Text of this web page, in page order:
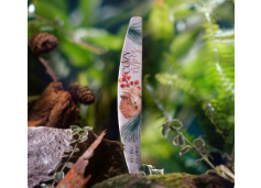
dni
przed
obniżką